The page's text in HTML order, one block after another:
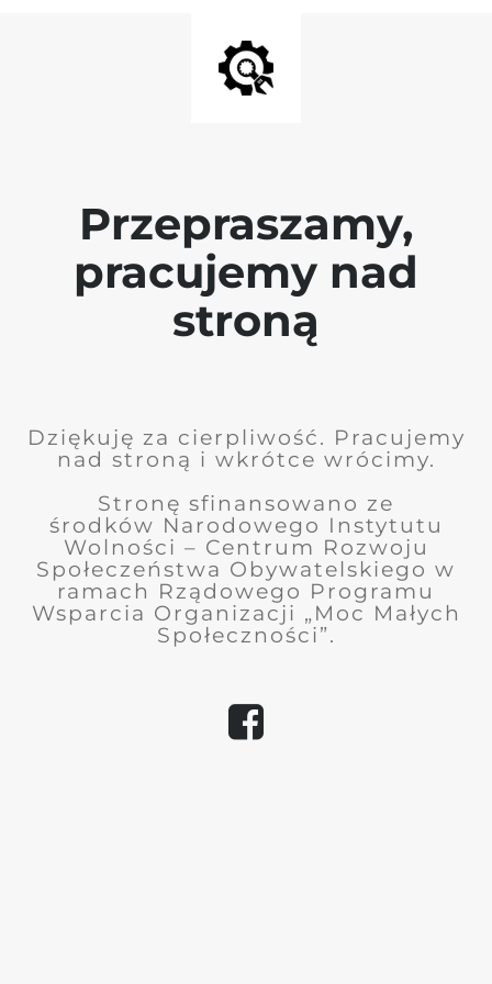
Przepraszamy,
pracujemy nad
stroną
Dziękuję za cierpliwość. Pracujemy
nad stroną i wkrótce wrócimy.
Stronę sfinansowano ze
środków Narodowego Instytutu
Wolności – Centrum Rozwoju
Społeczeństwa Obywatelskiego w
ramach Rządowego Programu
Wsparcia Organizacji „Moc Małych
Społeczności”.